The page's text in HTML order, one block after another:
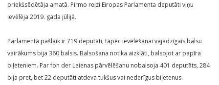
priekšsēdētāja amatā. Pirmo reizi Eiropas Parlamenta deputāti viņu
ievēlēja 2019. gada jūlijā.
Parlamentā pašlaik ir 719 deputāti, tāpēc ievēlēšanai vajadzīgais balsu
vairākums bija 360 balsis. Balsošana notika aizklāti, balsojot ar papīra
biļeteniem. Par fon der Leienas pārvēlēšanu nobalsoja 401 deputāts, 284
bija pret, bet 22 deputāti atdeva tukšus vai nederīgus biļetenus.